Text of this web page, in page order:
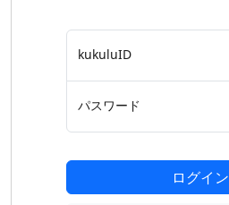
kukuluID
パスワード
ログイン